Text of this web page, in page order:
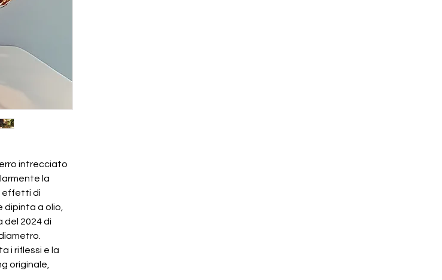
intrecciato
la
effetti di
a olio,
del 2024 di
i riflessi e la
originale,